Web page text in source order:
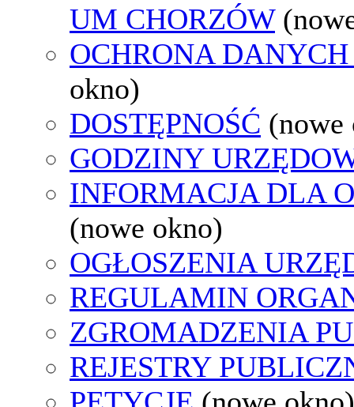
UM CHORZÓW
OCHRONA
okno)
DOSTĘPNOŚĆ (nowe
GODZINY
INFORMACJA DLA
(nowe okno)
OGŁOSZENIA
REGULAMIN
ZGROMADZENIA
REJESTRY